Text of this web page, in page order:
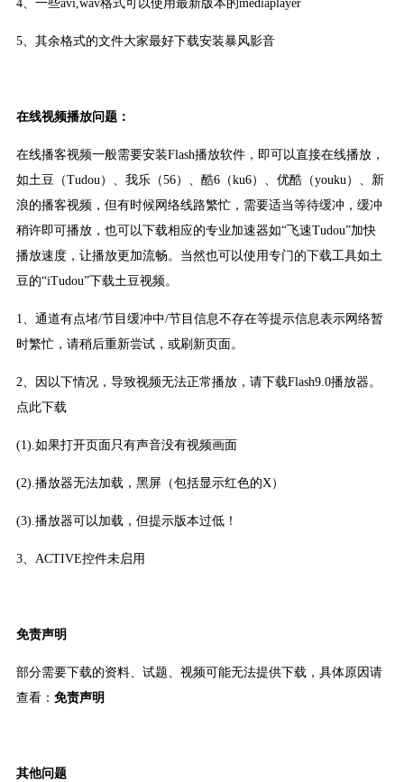
4、一些avi,wav格式可以使用最新版本的mediaplayer
5、其余格式的文件大家最好下载安装暴风影音
在线视频播放问题：
在线播客视频一般需要安装Flash播放软件，即可以直接在线播放，
如土豆（Tudou）、我乐（56）、酷6（ku6）、优酷（youku）、新
浪的播客视频，但有时候网络线路繁忙，需要适当等待缓冲，缓冲
稍许即可播放，也可以下载相应的专业加速器如“飞速Tudou”加快
播放速度，让播放更加流畅。当然也可以使用专门的下载工具如土
豆的“iTudou”下载土豆视频。
1、通道有点堵/节目缓冲中/节目信息不存在等提示信息表示网络暂
时繁忙，请稍后重新尝试，或刷新页面。
2、因以下情况，导致视频无法正常播放，请下载Flash9.0播放器。
点此下载
(1).如果打开页面只有声音没有视频画面
(2).播放器无法加载，黑屏（包括显示红色的X）
(3).播放器可以加载，但提示版本过低！
3、ACTIVE控件未启用
免责声明
部分需要下载的资料、试题、视频可能无法提供下载，具体原因请
查看： 免责声明
其他问题